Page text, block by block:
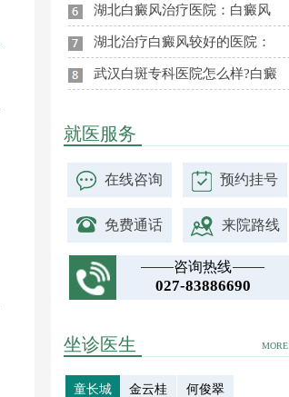
湖北白癜风治疗医院：白癜风
湖北治疗白癜风较好的医院：
武汉白斑专科医院怎么样?白癜
就医服务
在线咨询 预约挂号
免费通话 来院路线
咨询热线
027-83886690
MORE
坐诊医生
童长城 金云桂 何俊翠